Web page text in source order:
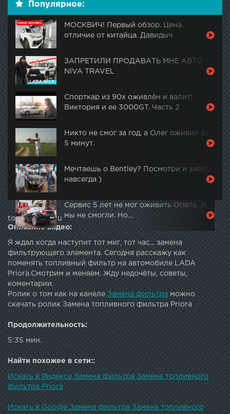
Популярное:
МОСКВИЧ! Первый обзор. Цена,
отличие от китайца. Давидыч
ЗАПРЕТИЛИ ПРОДАВАТЬ МНЕ АВТО -
NIVA TRAVEL
Спорткар из 90х оживлён и валит!
Виктория и ее 3000GT. Часть 2
Никто не смог за год, а Олег оживил за
5 минут.
Мечтаешь о Bentley? Посмотри и забудь
навсегда )
Сервис 5 лет не мог оживить Опель. И
мы не смогли. Но…
topautotube.ru
Описание видео:
Я ждал когда наступит тот миг, тот час... замена
фильтрующего элемента. Сегодня расскажу как
поменять топливный фильтр на автомобиле LADA
Priora.Смотрим и меняем. Жду недочёты, советы,
коментарии.
Ролик о том как на канелеЗамена фильтраможно
скачать ролик Замена топливного фильтра Priora
Продолжительность:
5:35 мин.
Найти похожее в сети::
Искать в Яндексе Замена фильтра Замена топливного
фильтра Priora
Искать в Google Замена фильтра Замена топливного